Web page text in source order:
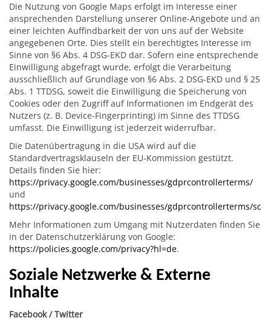
Die Nutzung von Google Maps erfolgt im Interesse einer
ansprechenden Darstellung unserer Online-Angebote und an
einer leichten Auffindbarkeit der von uns auf der Website
angegebenen Orte. Dies stellt ein berechtigtes Interesse im
Sinne von §6 Abs. 4 DSG-EKD dar. Sofern eine entsprechende
Einwilligung abgefragt wurde, erfolgt die Verarbeitung
ausschließlich auf Grundlage von §6 Abs. 2 DSG-EKD und § 25
Abs. 1 TTDSG, soweit die Einwilligung die Speicherung von
Cookies oder den Zugriff auf Informationen im Endgerät des
Nutzers (z. B. Device-Fingerprinting) im Sinne des TTDSG
umfasst. Die Einwilligung ist jederzeit widerrufbar.
Die Datenübertragung in die USA wird auf die
Standardvertragsklauseln der EU-Kommission gestützt.
Details finden Sie hier:
https://privacy.google.com/businesses/gdprcontrollerterms/
und
https://privacy.google.com/businesses/gdprcontrollerterms/
Mehr Informationen zum Umgang mit Nutzerdaten finden Sie
in der Datenschutzerklärung von Google:
https://policies.google.com/privacy?hl=de.
Soziale Netzwerke & Externe
Inhalte
Facebook / Twitter